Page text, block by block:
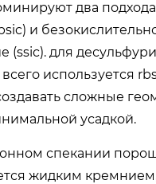
два
и
(ssic). для
используется
сложные
усадкой.
спекании
жидким